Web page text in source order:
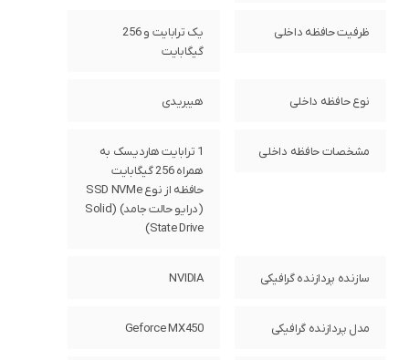
ظرفیت حافظه داخلی
یک ترابایت و 256
گیگابایت
نوع حافظه داخلی هیبریدی
مشخصات حافظه داخلی
1 ترابایت هاردیسک به
همراه 256 گیگابایت
حافظه از نوع SSD NVMe
(درایو حالت جامد) (Solid
State Drive)
سازنده پردازنده گرافیکی NVIDIA
مدل پردازنده گرافیکی Geforce MX450